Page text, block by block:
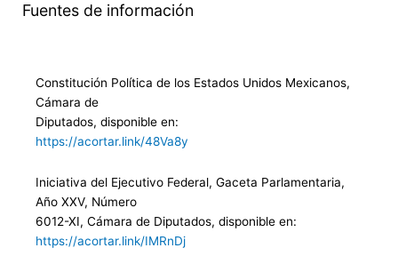
Fuentes de información
Constitución Política de los Estados Unidos Mexicanos,
Cámara de
Diputados, disponible en:
https://acortar.link/48Va8y
Iniciativa del Ejecutivo Federal, Gaceta Parlamentaria,
Año XXV, Número
6012-XI, Cámara de Diputados, disponible en:
https://acortar.link/IMRnDj